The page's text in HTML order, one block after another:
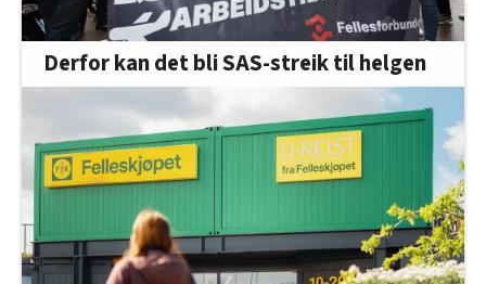
Derfor kan det bli SAS-streik til helgen